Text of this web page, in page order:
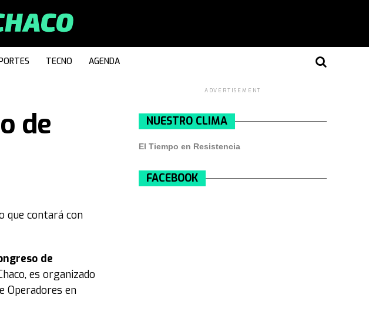
TECNO AGENDA
de
que contará con
de
es organizado
Operadores en
ADVERTISEMENT
NUESTRO CLIMA
El Tiempo en Resistencia
FACEBOOK